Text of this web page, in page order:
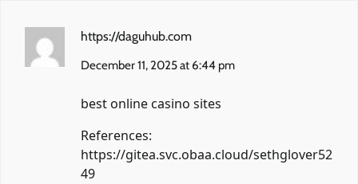
https://daguhub.com
December 11, 2025 at 6:44 pm
best online casino sites
References:
https://gitea.svc.obaa.cloud/sethglover52
49